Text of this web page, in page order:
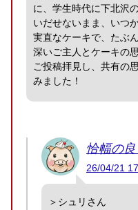
に、学生時代に下北沢
いだせないまま、いつ
実直なケーキで、たぶ
深いご主人とケーキの
ご投稿拝見し、共有の
みました！
恰幅の
26/04/21
＞シュリさん